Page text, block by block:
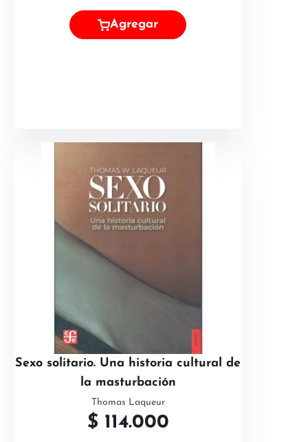
Agregar
Sexo solitario. Una historia cultural de
la masturbación
Thomas Laqueur
$ 114.000